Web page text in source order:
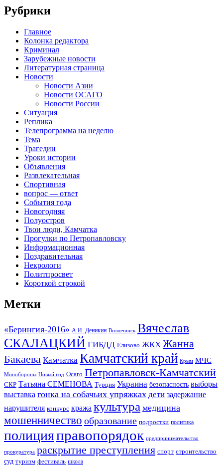
Рубрики
Главное
Колонка редактора
Криминал
Зарубежные новости
Литературная страница
Новости
Новости Азии
Новости ОСАГО
Новости России
Ситуация
Реплика
Телепрограмма на неделю
Тема
Трагедии
Уроки истории
Объявления
Развлекательная
Спортивная
вопрос — ответ
События года
Новогодняя
Полуостров
Твои люди, Камчатка
Прогулки по Петропавловску
Информационная
Поздравительная
Некрологи
Политпросвет
Короткой строкой
Метки
«Берингия-2016» А.И. Деникин Вилючинск Вячеслав
СКАЛАЦКИЙ ГИБДД Елизово ЖКХ Жанна
Бакаева Камчатка Камчатский край Крым МЧС
Минобороны Новый год Осаго Петропавловск-Камчатский
СКР Татьяна СЕМЕНОВА Турция Украина безопасность выборы
выставка гонка на собачьих упряжках дети задержание
нарушителя конкурс кража культура медицина
мошенничество образование подростки политика
полицияправопорядок предпринимательство
прокуратура раскрытие преступления спорт строительство
суд туризм фестиваль школа